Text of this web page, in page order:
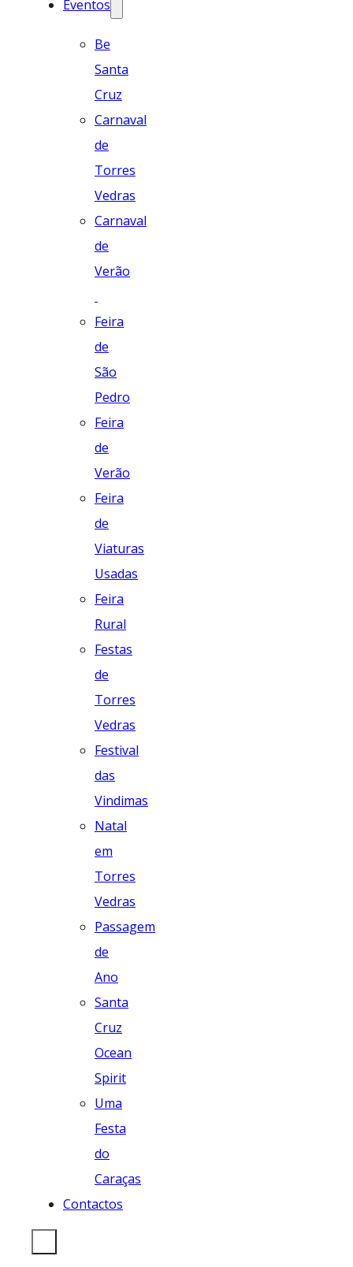
Eventos
Be
Santa
Cruz
Carnaval
de
Torres
Vedras
Carnaval
de
Verão
Feira
de
São
Pedro
Feira
de
Verão
Feira
de
Viaturas
Usadas
Feira
Rural
Festas
de
Torres
Vedras
Festival
das
Vindimas
Natal
em
Torres
Vedras
Passagem
de
Ano
Santa
Cruz
Ocean
Spirit
Uma
Festa
do
Caraças
Contactos